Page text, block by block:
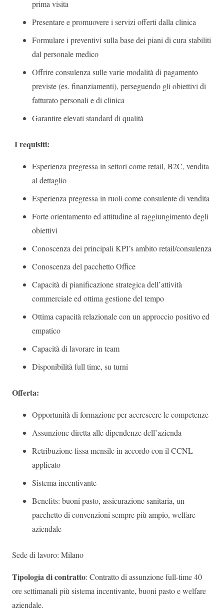
prima visita
Presentare e promuovere i servizi offerti dalla clinica
Formulare i preventivi sulla base dei piani di cura stabiliti
dal personale medico
Offrire consulenza sulle varie modalità di pagamento
previste (es. finanziamenti), perseguendo gli obiettivi di
fatturato personali e di clinica
Garantire elevati standard di qualità
I requisiti:
Esperienza pregressa in settori come retail, B2C, vendita
al dettaglio
Esperienza pregressa in ruoli come consulente di vendita
Forte orientamento ed attitudine al raggiungimento degli
obiettivi
Conoscenza dei principali KPI’s ambito retail/consulenza
Conoscenza del pacchetto Office
Capacità di pianificazione strategica dell’attività
commerciale ed ottima gestione del tempo
Ottima capacità relazionale con un approccio positivo ed
empatico
Capacità di lavorare in team
Disponibilità full time, su turni
Offerta:
Opportunità di formazione per accrescere le competenze
Assunzione diretta alle dipendenze dell’azienda
Retribuzione fissa mensile in accordo con il CCNL
applicato
Sistema incentivante
Benefits: buoni pasto, assicurazione sanitaria, un
pacchetto di convenzioni sempre più ampio, welfare
aziendale
Sede di lavoro: Milano
Tipologia di contratto: Contratto di assunzione full-time 40
ore settimanali più sistema incentivante, buoni pasto e welfare
aziendale.